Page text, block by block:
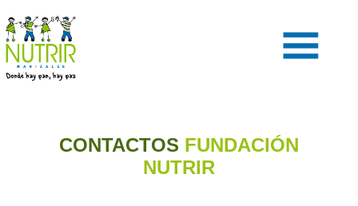
CONTACTOS FUNDACIÓN
NUTRIR